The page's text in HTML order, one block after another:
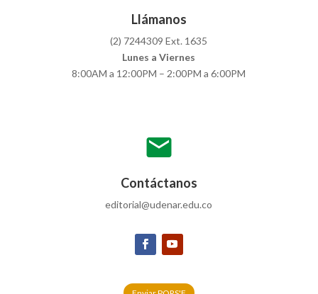
Llámanos
(2) 7244309 Ext. 1635
Lunes a Viernes
8:00AM a 12:00PM – 2:00PM a 6:00PM
mail
Contáctanos
editorial@udenar.edu.co